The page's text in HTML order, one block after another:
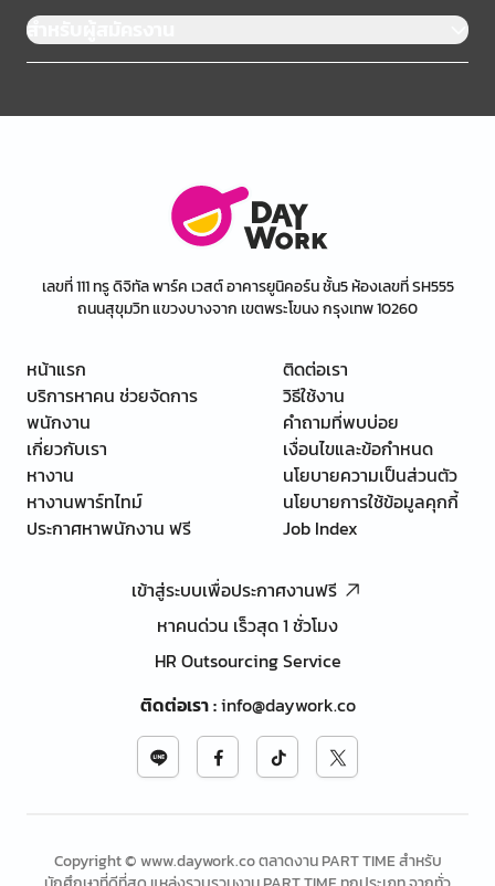
สำหรับผู้สมัครงาน
เลขที่ 111 ทรู ดิจิทัล พาร์ค เวสต์ อาคารยูนิคอร์น ชั้น5 ห้องเลขที่ SH555
ถนนสุขุมวิท แขวงบางจาก เขตพระโขนง กรุงเทพ 10260
หน้าแรก
บริการหาคน ช่วยจัดการ
พนักงาน
เกี่ยวกับเรา
หางาน
หางานพาร์ทไทม์
ประกาศหาพนักงาน ฟรี
ติดต่อเรา
วิธีใช้งาน
คำถามที่พบบ่อย
เงื่อนไขและข้อกำหนด
นโยบายความเป็นส่วนตัว
นโยบายการใช้ข้อมูลคุกกี้
Job Index
เข้าสู่ระบบเพื่อประกาศงานฟรี
หาคนด่วน เร็วสุด 1 ชั่วโมง
HR Outsourcing Service
ติดต่อเรา:info@daywork.co
Copyright © www.daywork.co ตลาดงาน PART TIME สำหรับ